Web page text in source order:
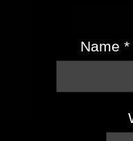
Name *